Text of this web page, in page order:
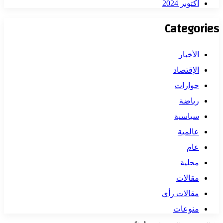
أكتوبر 2024
Categories
الأخبار
الإقتصاد
حوارات
رياضة
سياسية
عالمية
عام
محلية
مقالات
مقالات رأي
منوعات